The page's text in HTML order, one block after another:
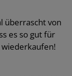
überrascht von
es so gut für
wiederkaufen!